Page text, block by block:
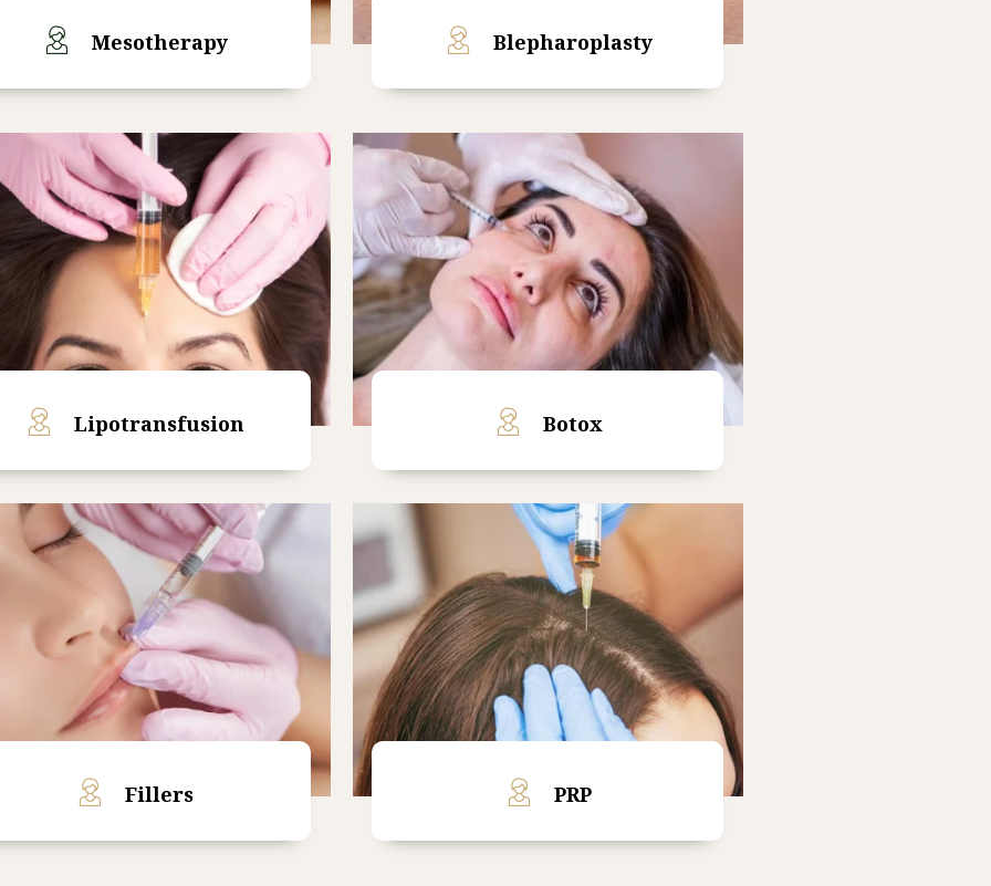
Mesotherapy
Read More
Blepharoplasty
Read More
Lipotransfusion
Read More
Botox
Read More
Fillers PRP